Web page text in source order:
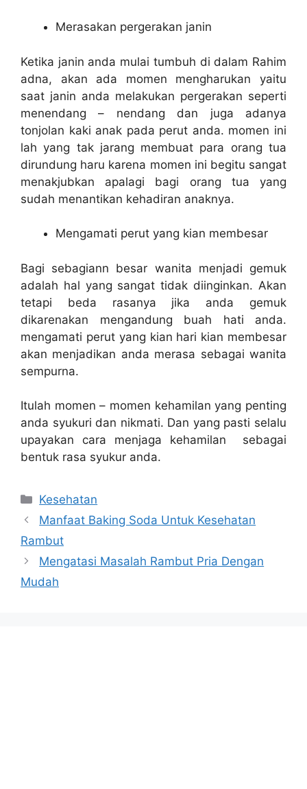
Merasakan pergerakan janin
Ketika janin anda mulai tumbuh di dalam Rahim
adna, akan ada momen mengharukan yaitu
saat janin anda melakukan pergerakan seperti
menendang – nendang dan juga adanya
tonjolan kaki anak pada perut anda. momen ini
lah yang tak jarang membuat para orang tua
dirundung haru karena momen ini begitu sangat
menakjubkan apalagi bagi orang tua yang
sudah menantikan kehadiran anaknya.
Mengamati perut yang kian membesar
Bagi sebagiann besar wanita menjadi gemuk
adalah hal yang sangat tidak diinginkan. Akan
tetapi beda rasanya jika anda gemuk
dikarenakan mengandung buah hati anda.
mengamati perut yang kian hari kian membesar
akan menjadikan anda merasa sebagai wanita
sempurna.
Itulah momen – momen kehamilan yang penting
anda syukuri dan nikmati. Dan yang pasti selalu
upayakan cara menjaga kehamilan
sebagai
bentuk rasa syukur anda.
Categories
Kesehatan
Manfaat Baking Soda Untuk Kesehatan
Rambut
Mengatasi Masalah Rambut Pria Dengan
Mudah